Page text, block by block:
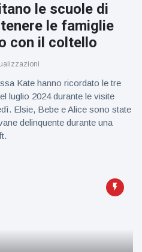
le scuole di
le famiglie
con il coltello
Kate hanno ricordato le tre
luglio 2024 durante le visite
Elsie, Bebe e Alice sono state
delinquente durante una